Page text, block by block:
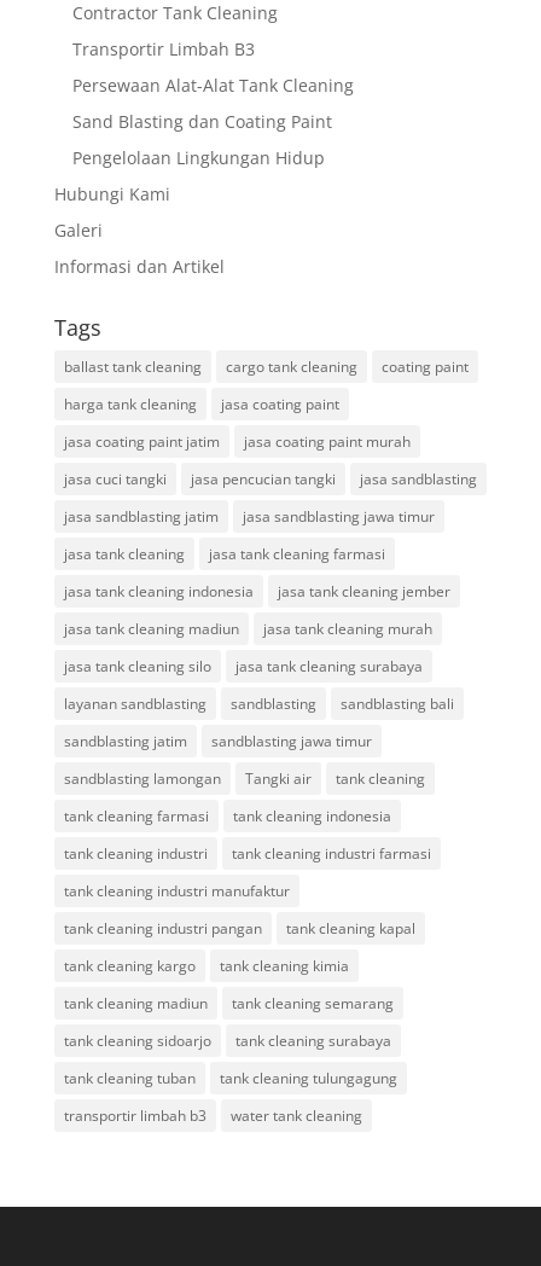
Contractor Tank Cleaning
Transportir Limbah B3
Persewaan Alat-Alat Tank Cleaning
Sand Blasting dan Coating Paint
Pengelolaan Lingkungan Hidup
Hubungi Kami
Galeri
Informasi dan Artikel
Tags
ballast tank cleaning cargo tank cleaning
coating paint
harga tank cleaning
jasa coating paint
jasa coating paint jatim
jasa coating paint murah
jasa cuci tangki
jasa pencucian tangki
jasa sandblasting
jasa sandblasting jatim
jasa sandblasting jawa timur
jasa tank cleaning
jasa tank cleaning farmasi
jasa tank cleaning indonesia
jasa tank cleaning jember
jasa tank cleaning madiun
jasa tank cleaning murah
jasa tank cleaning silo
jasa tank cleaning surabaya
layanan sandblasting
sandblasting
sandblasting bali
sandblasting jatim
sandblasting jawa timur
sandblasting lamongan
Tangki air
tank cleaning
tank cleaning farmasi
tank cleaning indonesia
tank cleaning industri
tank cleaning industri farmasi
tank cleaning industri manufaktur
tank cleaning industri pangan
tank cleaning kapal
tank cleaning kargo
tank cleaning kimia
tank cleaning madiun
tank cleaning semarang
tank cleaning sidoarjo
tank cleaning surabaya
tank cleaning tuban
tank cleaning tulungagung
transportir limbah b3
water tank cleaning